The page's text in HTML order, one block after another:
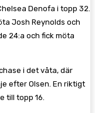
Denofa i topp 32.
Josh Reynolds och
24:a och fick möta
i det våta, där
efter Olsen. En riktigt
till topp 16.